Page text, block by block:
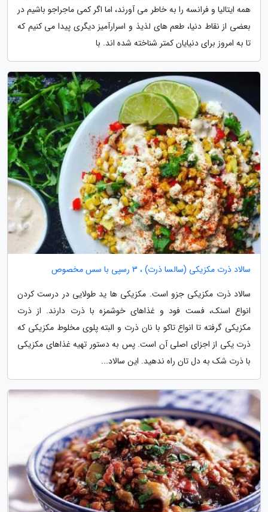
همه ایتالیا و فرانسه را به خاطر می آورند، اما اگر کمی ماجراجو باشیم در
بعضی از نقاط دنیا، طعم های لذیذ و اسرارآمیز دیگری پیدا می کنیم که
تا به امروز برای دنیایان کمتر شناخته شده اند. با
سالاد ذرت مکزیکی (سالسا ذرت) ، 3 رسپی با سس مخصوص
سالاد ذرت مکزیکی جزو است. مکزیکی ها ید طولایی در درست کردن
انواع اسنک، فست فود و غذاهای خوشمزه با ذرت دارند. از ذرت
مکزیکی گرفته تا انواع تاکو با نان ذرت و البته پلوی مخلوط مکزیکی که
ذرت یکی از اجزای اصلی آن است. پس به دستور تهیه غذاهای مکزیکی
با ذرت شک به دل تان راه ندهید. این سالاد...